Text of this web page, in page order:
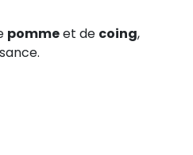
pommeet de coing,